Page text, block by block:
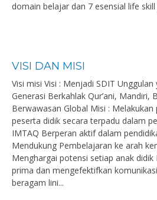
domain belajar dan 7 esensial life
VISI DAN MISI
Visi misi Visi : Menjadi SDIT
Generasi Berkahlak Qur’ani, Mandiri,
Berwawasan Global Misi :
peserta didik secara terpadu dalam
IMTAQ Berperan aktif dalam
Mendukung Pembelajaran ke arah
Menghargai potensi setiap anak
prima dan mengefektifkan
beragam lini...